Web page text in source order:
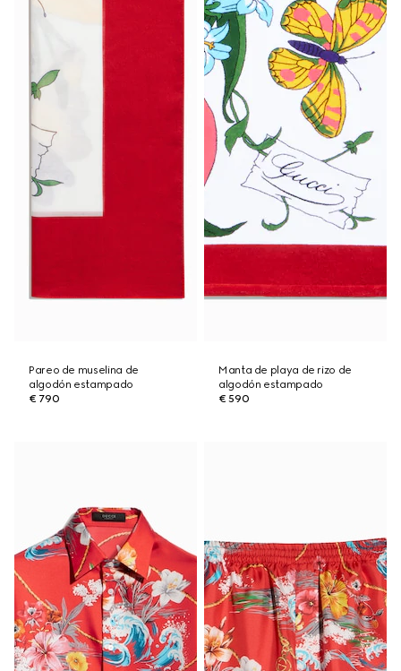
Pareo de muselina de
algodón estampado
€ 790
Manta de playa de rizo de
algodón estampado
€ 590